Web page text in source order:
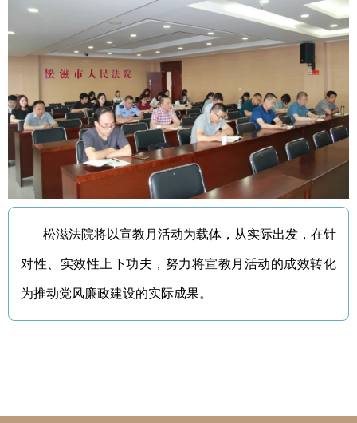
松滋法院将以宣教月活动为载体，从实际出发，在针
对性、实效性上下功夫，努力将宣教月活动的成效转化
为推动党风廉政建设的实际成果。